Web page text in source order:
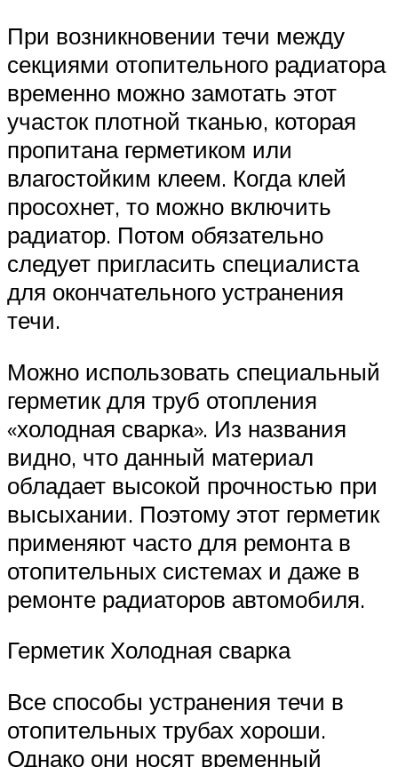
При возникновении течи между
секциями отопительного радиатора
временно можно замотать этот
участок плотной тканью, которая
пропитана герметиком или
влагостойким клеем. Когда клей
просохнет, то можно включить
радиатор. Потом обязательно
следует пригласить специалиста
для окончательного устранения
течи.
Можно использовать специальный
герметик для труб отопления
«холодная сварка». Из названия
видно, что данный материал
обладает высокой прочностью при
высыхании. Поэтому этот герметик
применяют часто для ремонта в
отопительных системах и даже в
ремонте радиаторов автомобиля.
Герметик Холодная сварка
Все способы устранения течи в
отопительных трубах хороши.
Однако они носят временный